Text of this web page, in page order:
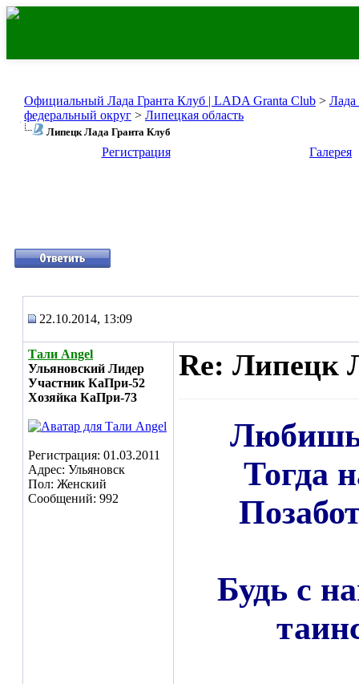
Официальный Лада Гранта Клуб | LADA Granta Club > Лада
федеральный округ > Липецкая область
Липецк Лада Гранта Клуб
Регистрация Галерея
22.10.2014, 13:09
Тали Angel
Ульяновский Лидер
Участник КаПри-52
Хозяйка КаПри-73
Регистрация: 01.03.2011
Адрес: Ульяновск
Пол: Женский
Сообщений: 992
Re: Липецк
Любишь
Тогда
Будь с